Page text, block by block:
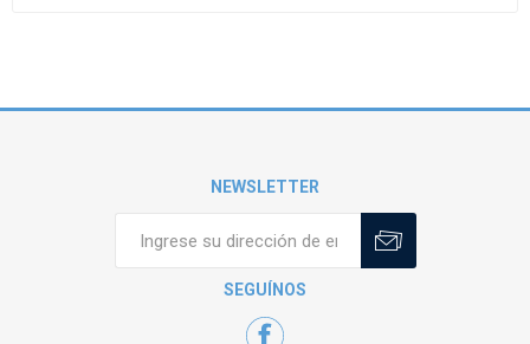
NEWSLETTER
SEGUÍNOS